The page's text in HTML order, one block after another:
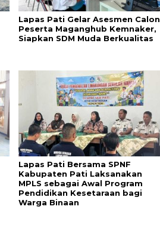
Lapas Pati Gelar Asesmen Calon
Peserta Maganghub Kemnaker,
Siapkan SDM Muda Berkualitas
Lapas Pati Bersama SPNF
Kabupaten Pati Laksanakan
MPLS sebagai Awal Program
Pendidikan Kesetaraan bagi
Warga Binaan